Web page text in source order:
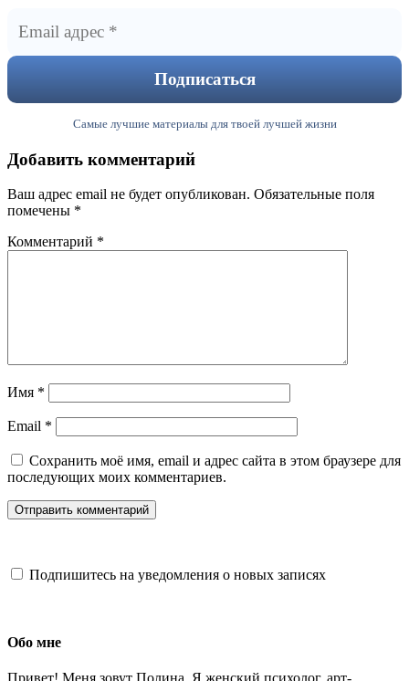
Самые лучшие материалы для твоей лучшей жизни
Добавить комментарий
Ваш адрес email не будет опубликован. Обязательные поля
помечены *
Комментарий *
Имя *
Email *
Сохранить моё имя, email и адрес сайта в этом браузере для
последующих моих комментариев.
Подпишитесь на уведомления о новых записях
Обо мне
Привет! Меня зовут Полина. Я женский психолог, арт-